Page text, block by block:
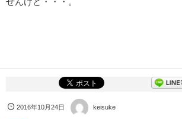
2016年10月24日 keisuke